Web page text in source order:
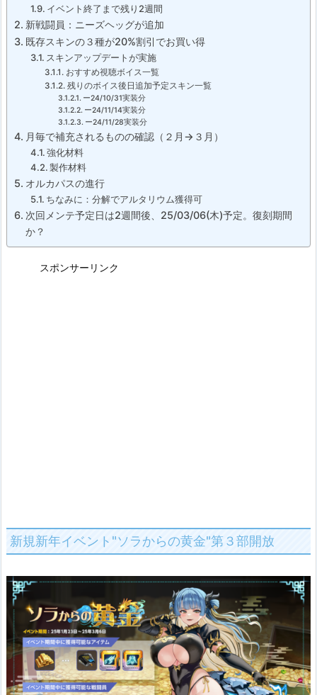
イベント終了まで残り2週間
新戦闘員：ニーズヘッグが追加
既存スキンの３種が20%割引でお買い得
スキンアップデートが実施
おすすめ視聴ボイス一覧
残りのボイス後日追加予定スキン一覧
ー24/10/31実装分
ー24/11/14実装分
ー24/11/28実装分
月毎で補充されるものの確認（２月→３月）
強化材料
製作材料
オルカパスの進行
ちなみに：分解でアルタリウム獲得可
次回メンテ予定日は2週間後、25/03/06(木)予定。復刻期間
か？
スポンサーリンク
新規新年イベント"ソラからの黄金"第３部開放